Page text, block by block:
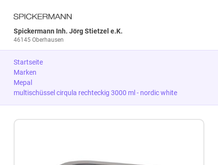
Spickermann Inh. Jörg Stietzel e.K.
46145 Oberhausen
Startseite
Marken
Mepal
multischüssel cirqula rechteckig 3000 ml - nordic white